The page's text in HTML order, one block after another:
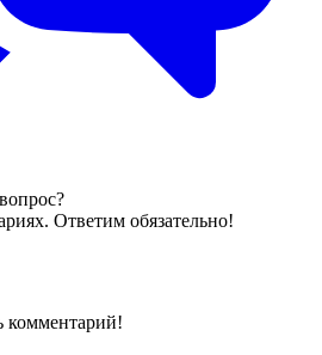
Ответим обязательно!
комментарий!